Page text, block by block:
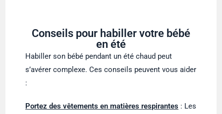
Conseils pour habiller votre bébé
en été
Habiller son bébé pendant un été chaud peut
s’avérer complexe. Ces conseils peuvent vous aider
:
Portez des vêtements en matières respirantes : Les